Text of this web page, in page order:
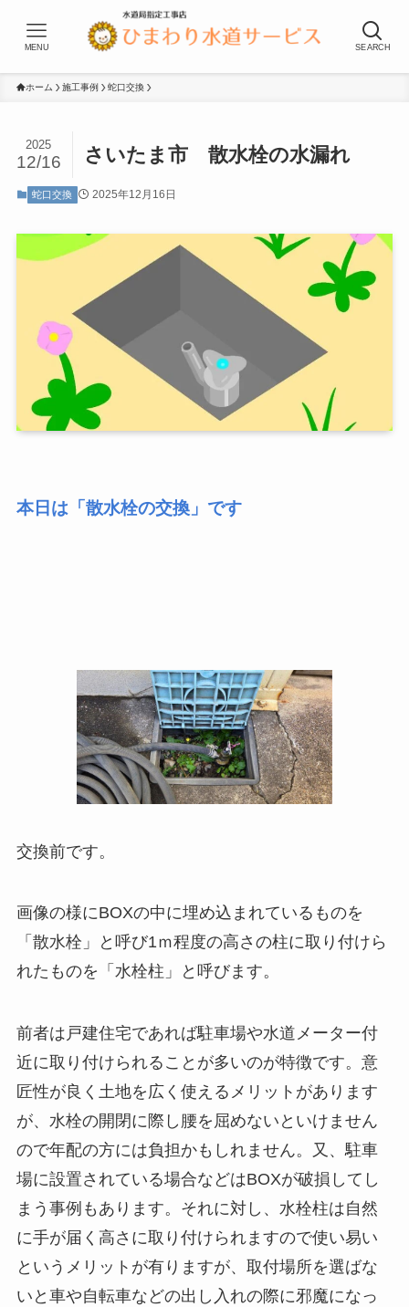
SEARCH
MENU
ホーム 施工事例 蛇口交換
さいたま市 散水栓の水漏れ
2025
12/16
蛇口交換 2025年12月16日
本日は「散水栓の交換」です
交換前です。
画像の様にBOXの中に埋め込まれているものを
「散水栓」と呼び1ｍ程度の高さの柱に取り付けら
れたものを「水栓柱」と呼びます。
前者は戸建住宅であれば駐車場や水道メーター付
近に取り付けられることが多いのが特徴です。意
匠性が良く土地を広く使えるメリットがあります
が、水栓の開閉に際し腰を屈めないといけません
ので年配の方には負担かもしれません。又、駐車
場に設置されている場合などはBOXが破損してし
まう事例もあります。それに対し、水栓柱は自然
に手が届く高さに取り付けられますので使い易い
というメリットが有りますが、取付場所を選ばな
いと車や自転車などの出し入れの際に邪魔になっ